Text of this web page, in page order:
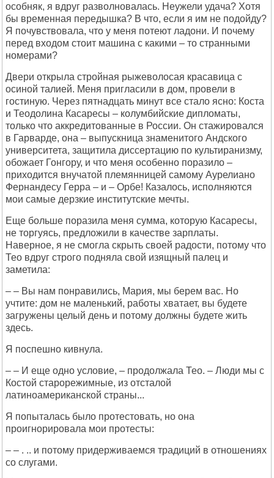
особняк, я вдруг разволновалась. Неужели удача? Хотя
бы временная передышка? В что, если я им не подойду?
Я почувствовала, что у меня потеют ладони. И почему
перед входом стоит машина с какими – то странными
номерами?
Двери открыла стройная рыжеволосая красавица с
осиной талией. Меня пригласили в дом, провели в
гостиную. Через пятнадцать минут все стало ясно: Коста
и Теодолина Касаресы – колумбийские дипломаты,
только что аккредитованные в России. Он стажировался
в Гарварде, она – выпускница знаменитого Андского
университета, защитила диссертацию по культиранизму,
обожает Гонгору, и что меня особенно поразило –
приходится внучатой племянницей самому Аурелиано
Фернандесу Герра – и – Орбе! Казалось, исполняются
мои самые дерзкие институтские мечты.
Еще больше поразила меня сумма, которую Касаресы,
не торгуясь, предложили в качестве зарплаты.
Наверное, я не смогла скрыть своей радости, потому что
Тео вдруг строго подняла свой изящный палец и
заметила:
– – Вы нам понравились, Мария, мы берем вас. Но
учтите: дом не маленький, работы хватает, вы будете
загружены целый день и потому должны будете жить
здесь.
Я поспешно кивнула.
– – И еще одно условие, – продолжала Тео. – Люди мы с
Костой старорежимные, из отсталой
латиноамериканской страны...
Я попыталась было протестовать, но она
проигнорировала мои протесты:
– – . .. и потому придерживаемся традиций в отношениях
со слугами.